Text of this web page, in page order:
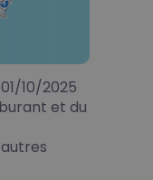
10/2025
et du